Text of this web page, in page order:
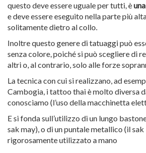
questo deve essere uguale per tutti, è
e deve essere eseguito nella parte più
solitamente dietro al collo.
Inoltre questo genere di tatuaggi può
senza colore, poiché si può scegliere di
altri o, al contrario, solo alle forze
La tecnica con cui si realizzano, ad
Cambogia, i tattoo thai è molto diversa
conosciamo (l’uso della macchinetta
E si fonda sull’utilizzo di un lungo
sak may), o di un puntale metallico (il sak
rigorosamente utilizzato a mano